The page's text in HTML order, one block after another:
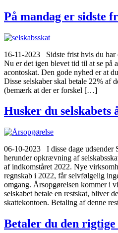
På mandag er sidste
16-11-2023 Sidste frist hvis du har
Nu er det igen blevet tid til at se på
acontoskat. Den gode nyhed er at
Disse selskaber skal betale 22% af
(bemærk at der er forskel […]
Husker du selskabets
06-10-2023 I disse dage udsender
herunder opkrævning af
af indkomståret 2022. Nye
regnskab i 2022, får selvfølgelig
omgang. Årsopgørelsen kommer i
selskabet betale en restskat, bliver
skattekontoen. Betaling af denne
Betaler du den rigtige